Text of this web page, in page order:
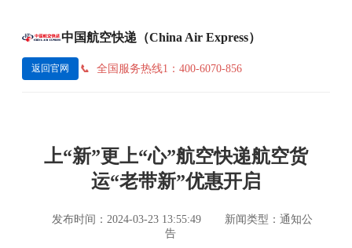
中国航空快递（China Air Express）
返回官网 全国服务热线1：400-6070-856
上“新”更上“心”航空快递航空货
运“老带新”优惠开启
发布时间：2024-03-23 13:55:49
新闻类型：通知公
告